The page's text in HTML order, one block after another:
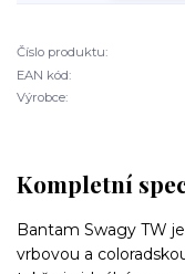
Číslo produktu:
EAN kód:
Výrobce:
Kompletní
Bantam Swagy TW
vrbovou a